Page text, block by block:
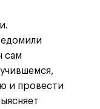
сам
и провести